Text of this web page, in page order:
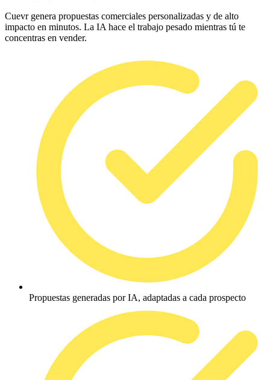
Cuevr genera propuestas comerciales personalizadas y de alto
impacto en minutos. La IA hace el trabajo pesado mientras tú te
concentras en vender.
Propuestas generadas por IA, adaptadas a cada prospecto